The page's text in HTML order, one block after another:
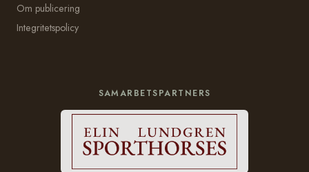
Om publicering
Integritetspolicy
SAMARBETSPARTNERS